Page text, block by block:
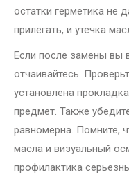
остатки герметика не
прилегать, и утечка
Если после замены вы
отчаивайтесь.
установлена
предмет. Также
равномерна. Помните,
масла и визуальный
профилактика